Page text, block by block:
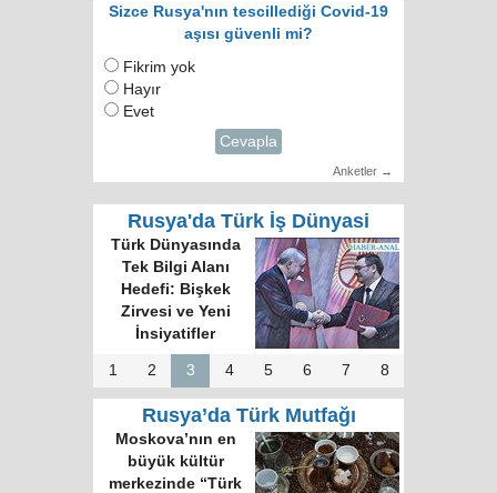
Sizce Rusya'nın tescillediği Covid-19
aşısı güvenli mi?
Fikrim yok
Hayır
Evet
Cevapla
Anketler →
Rusya'da Türk İş Dünyasi
Türk Dünyasında
Tek Bilgi Alanı
Hedefi: Bişkek
Zirvesi ve Yeni
İnsiyatifler
1 2 3 4 5 6 7 8
Rusya’da Türk Mutfağı
Moskova’nın en
büyük kültür
merkezinde “Türk